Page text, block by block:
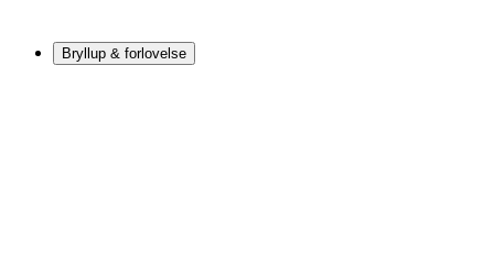
Bryllup & forlovelse